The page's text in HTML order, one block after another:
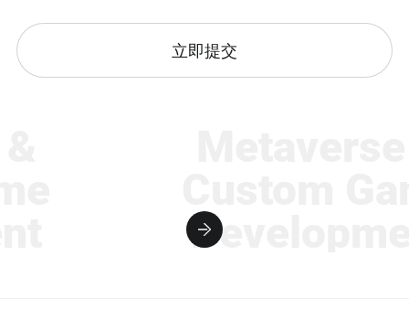
立即提交